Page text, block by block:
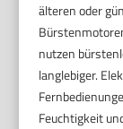
älteren oder
nutzen
langlebiger.
Feuchtigkeit